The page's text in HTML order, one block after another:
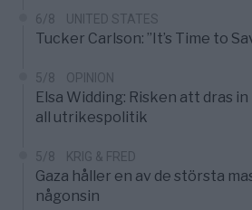
6/8 UNITED STATES
Tucker Carlson: ”It’s Time to
5/8 OPINION
Elsa Widding: Risken att dras
all utrikespolitik
5/8 KRIG & FRED
Gaza håller en av de största
någonsin